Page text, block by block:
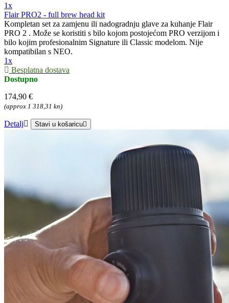
1x
Flair PRO2 - full brew head kit
Kompletan set za zamjenu ili nadogradnju glave za kuhanje Flair
PRO 2 . Može se koristiti s bilo kojom postojećom PRO verzijom i
bilo kojim profesionalnim Signature ili Classic modelom. Nije
kompatibilan s NEO.
1x
Besplatna dostava
Dostupno
174,90 €
(approx 1 318,31 kn)
Detalj Stavi u košaricu